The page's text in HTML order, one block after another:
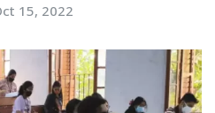
15, 2022